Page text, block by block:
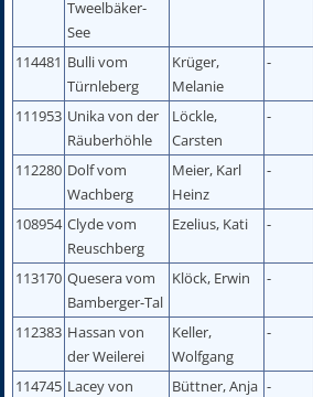
Tweelbäker-
See
114481 Bulli vom
Türnleberg
Krüger,
Melanie
-
111953 Unika von der
Räuberhöhle
Löckle,
Carsten
-
112280 Dolf vom
Wachberg
Meier, Karl
Heinz
-
108954 Clyde vom
Reuschberg
Ezelius, Kati -
113170 Quesera vom
Bamberger-Tal
Klöck, Erwin -
112383 Hassan von
der Weilerei
Keller,
Wolfgang
-
114745 Lacey von
Büttner, Anja -